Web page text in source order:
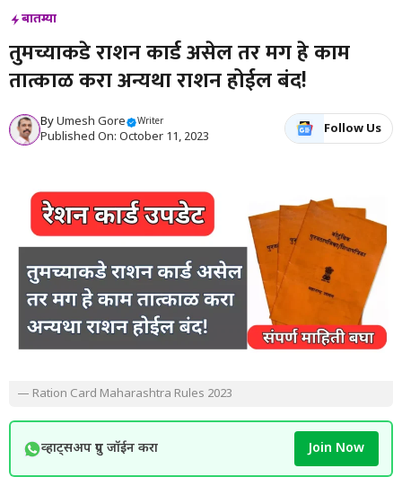
बातम्या
तुमच्याकडे राशन कार्ड असेल तर मग हे काम
तात्काळ करा अन्यथा राशन होईल बंद!
ByUmesh Gore Writer
Published On: October 11, 2023
Follow Us
— Ration Card Maharashtra Rules 2023
व्हाट्सअप ग्रुप जॉईन करा Join Now